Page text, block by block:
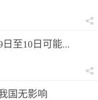
至10日可能...
国无影响